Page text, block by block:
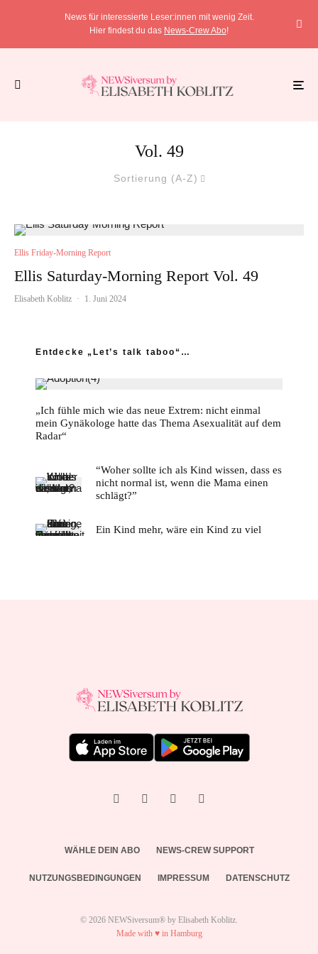
News für interessierte Leser:innen mit wenig Zeit.
Hier findest du das News-Crew Abo!
Vol. 49
Sortierung (A-Z)
Ellis Friday-Morning Report
Ellis Saturday-Morning Report Vol. 49
Elisabeth Koblitz · 1. Juni 2024
Entdecke „Let’s talk taboo“…
„Ich fühle mich wie das neue Extrem: nicht einmal
mein Gynäkologe hatte das Thema Asexualität auf dem
Radar“
“Woher sollte ich als Kind wissen, dass es
nicht normal ist, wenn die Mama einen
schlägt?”
Ein Kind mehr, wäre ein Kind zu viel
WÄHLE DEIN ABO NEWS-CREW SUPPORT
NUTZUNGSBEDINGUNGEN IMPRESSUM DATENSCHUTZ
© 2026 NEWSiversum® by Elisabeth Koblitz.
Made with ♥ in Hamburg